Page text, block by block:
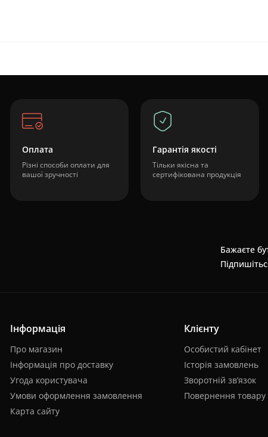
Оплата
Різні способи оплати для
вашої зручності
Гарантія якості
Тільки якісна та
сертифікована продукція
Бажаєте
Інформація
Про магазин
Інформація про доставку
Угода користувача
Умови оформлення замовлення
Карта сайту
Клієнту
Особистий кабінет
Історія замовлень
Зворотній зв’язок
Повернення товару